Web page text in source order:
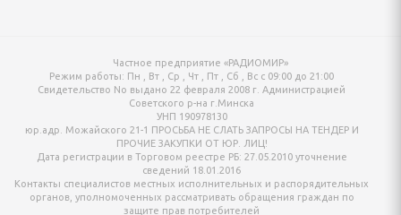
Частное предприятие «РАДИОМИР»
Режим работы: Пн , Вт , Ср , Чт , Пт , Сб , Вс c 09:00 до 21:00
Свидетельство No выдано 22 февраля 2008 г. Администрацией
Советского р-на г.Минска
УНП 190978130
юр.адр. Можайского 21-1 ПРОСЬБА НЕ СЛАТЬ ЗАПРОСЫ НА ТЕНДЕР И
ПРОЧИЕ ЗАКУПКИ ОТ ЮР. ЛИЦ!
Дата регистрации в Торговом реестре РБ: 27.05.2010 уточнение
сведений 18.01.2016
Контакты специалистов местных исполнительных и распорядительных
органов, уполномоченных рассматривать обращения граждан по
защите прав потребителей